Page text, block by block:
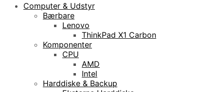
Computer & Udstyr
Bærbare
Lenovo
ThinkPad X1 Carbon
Komponenter
CPU
AMD
Intel
Harddiske & Backup